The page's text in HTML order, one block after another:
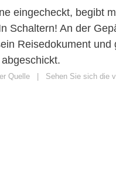
eingecheckt, begibt
Schaltern! An der
Reisedokument
Quelle Sehen Sie sich die